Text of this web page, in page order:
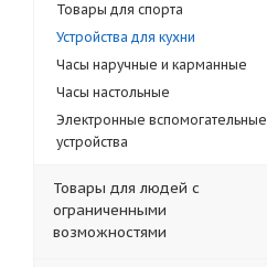
Товары для спорта
Устройства для кухни
Часы наручные и карманные
Часы настольные
Электронные вспомогательные
устройства
Товары для людей с
ограниченными
возможностями